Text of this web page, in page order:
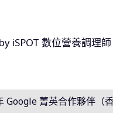
by iSPOT 數位營養調理師
Google 菁英合作夥伴（